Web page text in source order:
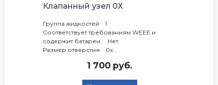
Клапанный узел 0Х
Группа жидкостей 1
Соответствует требованиям WEEE и
содержит батареи. Нет
Размер отверстия 0x...
1 700 руб.